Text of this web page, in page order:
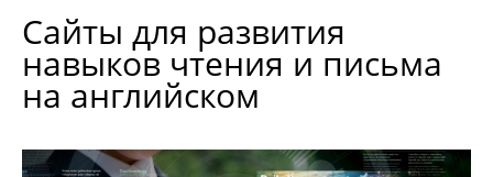
Сайты для развития
навыков чтения и письма
на английском